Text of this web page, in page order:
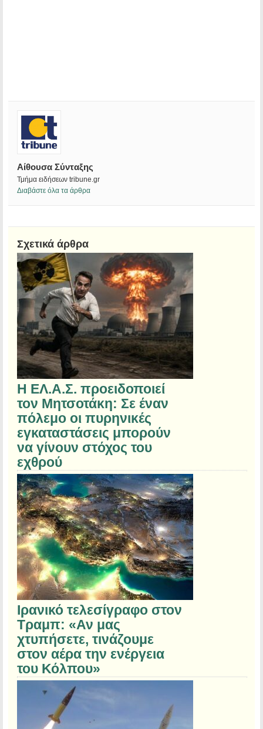
Αίθουσα Σύνταξης
Τμήμα ειδήσεων tribune.gr
Διαβάστε όλα τα άρθρα
Σχετικά άρθρα
Η ΕΛ.Α.Σ. προειδοποιεί
τον Μητσοτάκη: Σε έναν
πόλεμο οι πυρηνικές
εγκαταστάσεις μπορούν
να γίνουν στόχος του
εχθρού
Ιρανικό τελεσίγραφο στον
Τραμπ: «Αν μας
χτυπήσετε, τινάζουμε
στον αέρα την ενέργεια
του Κόλπου»